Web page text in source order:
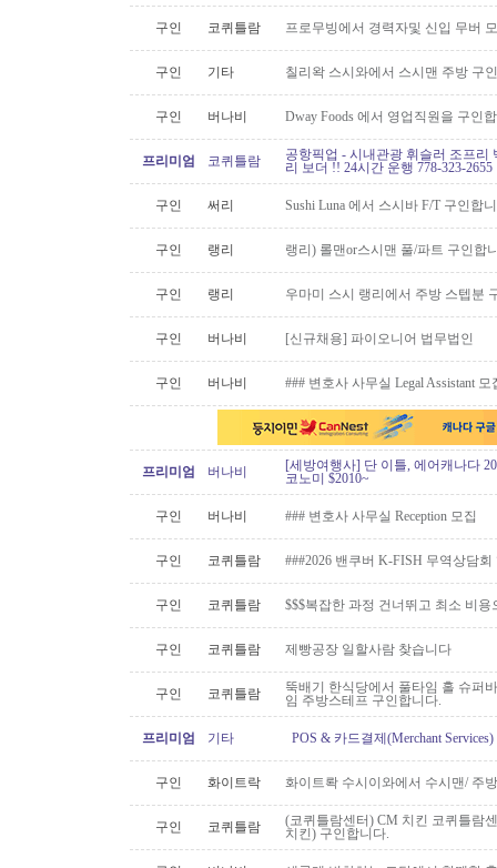
구인 코퀴틀람 프로무빙에서 경력자및 신입 무버
구인 기타 칠리왁 스시와에서 스시맨 주방 구
구인 버나비 Dway Foods 에서 영업직원을 구인
프리미엄 코퀴틀람
공항픽업 - 시내관광 휘슬러 조프
리 보더 !! 24시간 운행 778-323-2655
구인 써리 Sushi Luna 에서 스시바 F/T 구인합
구인 랭리 랭리) 롤맨or스시맨 풀/파트 구인합
구인 랭리 우마미 스시 랭리에서 주방 스텝분
구인 버나비 [신규채용] 파이오니어 법무법인
구인 버나비 ### 변호사 사무실 Legal Assistant 모
프리미엄 버나비
[세방여행사] 단 이틀, 에어캐나다
코노미 $2010~
구인 버나비 ### 변호사 사무실 Reception 모집
구인 코퀴틀람 ###2026 밴쿠버 K-FISH 무역상담
구인 코퀴틀람 $$$복잡한 과정 건너뛰고 최소 비
구인 코퀴틀람 제빵공장 일할사람 찾습니다
구인 코퀴틀람
뚝배기 한식당에서 풀타임 홀 슈퍼
임 주방스테프 구인합니다.
프리미엄 기타 POS & 카드결제(Merchant
구인 화이트락 화이트롹 수시이와에서 수시맨/ 주
구인 코퀴틀람
(코퀴틀람센터) CM 치킨 코퀴틀람
치킨) 구인합니다.